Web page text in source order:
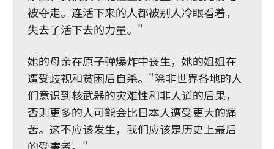
被夺走。连活下来的人都被别人冷眼看着，
失去了活下去的力量。"
她的母亲在原子弹爆炸中丧生，她的姐姐在
遭受歧视和贫困后自杀。"除非世界各地的人
们意识到核武器的灾难性和非人道的后果，
否则更多的人可能会比日本人遭受更大的痛
苦。这不应该发生，我们应该是历史上最后